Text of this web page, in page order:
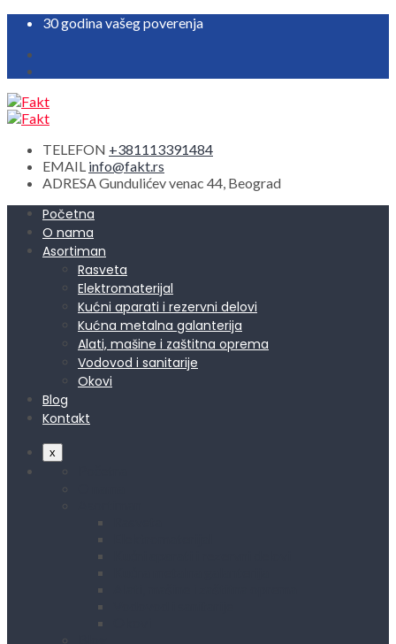
30 godina vašeg poverenja
TELEFON +381113391484
EMAIL info@fakt.rs
ADRESAGundulićev venac 44, Beograd
Početna
O nama
Asortiman
Rasveta
Elektromaterijal
Kućni aparati i rezervni delovi
Kućna metalna galanterija
Alati, mašine i zaštitna oprema
Vodovod i sanitarije
Okovi
Blog
Kontakt
x